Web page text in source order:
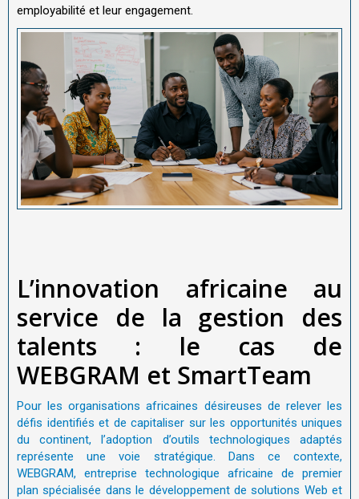
employabilité et leur engagement.
L’innovation africaine au
service de la gestion des
talents : le cas de
WEBGRAM et SmartTeam
Pour les organisations africaines désireuses de relever les
défis identifiés et de capitaliser sur les opportunités uniques
du continent, l’adoption d’outils technologiques adaptés
représente une voie stratégique. Dans ce contexte,
WEBGRAM, entreprise technologique africaine de premier
plan spécialisée dans le développement de solutions Web et